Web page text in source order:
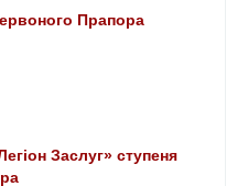
Прапора
Заслуг» ступеня